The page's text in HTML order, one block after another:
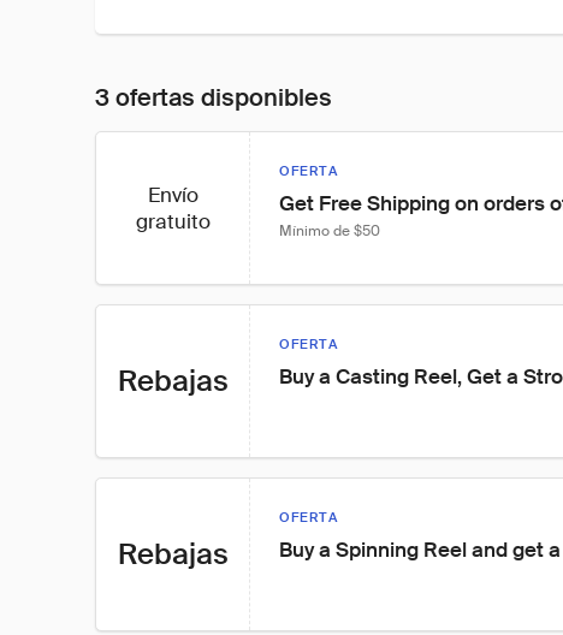
3 ofertas disponibles
Envío
gratuito
OFERTA
Get Free Shipping on orders
Mínimo de $50
Rebajas
OFERTA
Buy a Casting Reel, Get a
Rebajas
OFERTA
Buy a Spinning Reel and get